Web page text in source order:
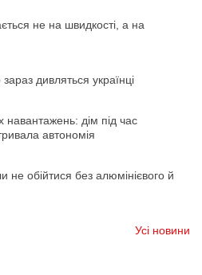
не на швидкості, а на
дивляться українці
навантажень: дім під час
автономія
не обійтися без алюмінієвого й
Усі новини